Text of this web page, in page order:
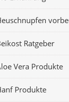
Ratgeber
Vera Produkte
Produkte